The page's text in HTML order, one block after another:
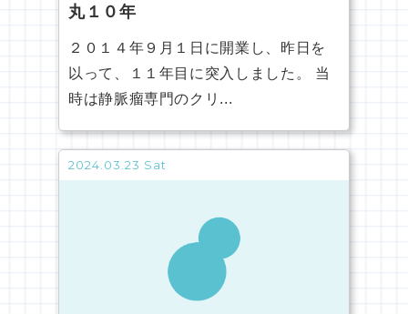
丸１０年
２０１４年９月１日に開業し、昨日を
以って、１１年目に突入しました。 当
時は静脈瘤専門のクリ...
2024.03.23 Sat